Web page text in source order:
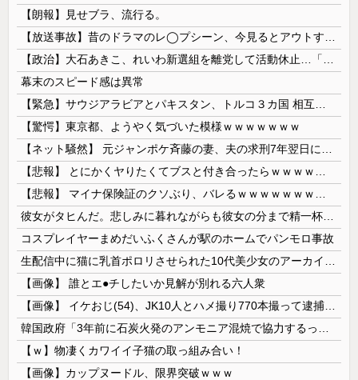
【朗報】見せブラ、流行る。
幕末のスピード感は異常
【驚愕】東京都、ようやく気づいた模様ｗｗｗｗｗｗｗ
コスプレイヤーまめだいふくさんが駅のホームでパンモロ事故
【画像】 誰とエ●チしたいか見解が別れる六人衆
【ｗ】物凄くカワイイ子猫の取っ組み合い！
【画像】カップヌードル、限界突破ｗｗｗ